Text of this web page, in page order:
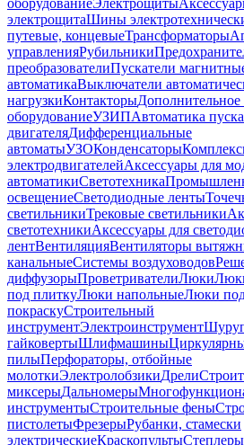
оборудованиеЭлектрощиты
электрощитаШины
путевые, концевыеТрансформаторы
управленияРубильники
преобразователиПускатели
автоматикаВыключатели
нагрузкиКонтакторыДополнительное
оборудованиеУЗИПАвтоматика пуска
двигателяДифференциальные
автоматыУЗОКонденсаторы
электродвигателейАксессуары для
автоматикиСветотехника
освещениеСветодиодные ленты
светильникиТрековые светильники
светотехникиАксессуары для
лентВентиляцияВентиляторы
канальныеСистемы воздуховодов
диффузорыПроветривателиЛюки
под плиткуЛюки напольныеЛюки
покраскуСтроительный
инструментЭлектроинструмент
гайковертыШлифмашины
пилыПерфораторы, отбойные
молоткиЭлектролобзикиДрели
миксерыДальномеры
инструментыСтроительные фены
пистолетыФрезерыРубанки, стамески
электрическиеКраскопульты